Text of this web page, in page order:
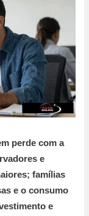
perde com a
e
famílias
e o consumo
e